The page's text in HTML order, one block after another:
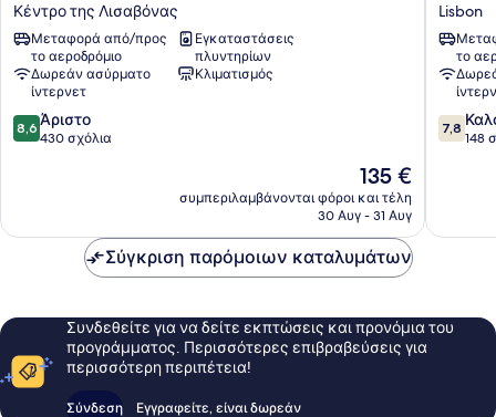
Stars
Apartments
Building
Κέντρο
της
Λισαβόνας
Κέντρο της Λισαβόνας
Μεταφορά από/προς
το αεροδρόμιο
Εγκαταστάσεις
πλυντηρίων
Δωρεάν ασύρματο
ίντερνετ
Κλιματισμός
8.6
στα
8,6 Άριστο
430 σχόλια
Η
τιμή
είναι
135 €
συμπεριλαμβάνονται φόροι και τέλη
30 Αυγ - 31 Αυγ
Studios
&
Rooms
Lisbon
Lisbon
το
7.8
στα
7,8
148
Σύγκριση παρόμοιων καταλυμάτων
Συνδεθείτε για να δείτε εκπτώσεις και προνόμια του
προγράμματος. Περισσότερες επιβραβεύσεις για
περισσότερη περιπέτεια!
Σύνδεση Εγγραφείτε, είναι δωρεάν